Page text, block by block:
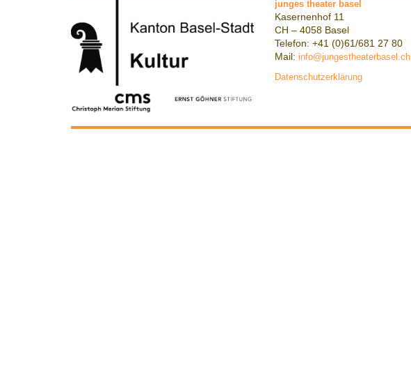
junges theater basel
Kasernenhof 11
CH – 4058 Basel
Telefon: +41 (0)61/681 27 80
Mail: info@jungestheaterbasel.ch
Datenschutzerklärung